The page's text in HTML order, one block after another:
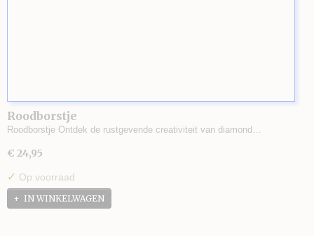
Roodborstje
Roodborstje Ontdek de rustgevende creativiteit van diamond…
€ 24,95
✓ Op voorraad
IN WINKELWAGEN